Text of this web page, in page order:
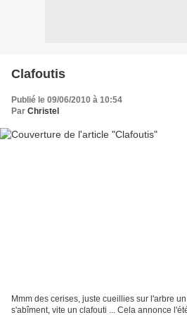
Clafoutis
Publié le 09/06/2010 à 10:54
Par Christel
Mmm des cerises, juste cueillies sur l'arbre
s'abîment, vite un clafouti ... Cela annonce